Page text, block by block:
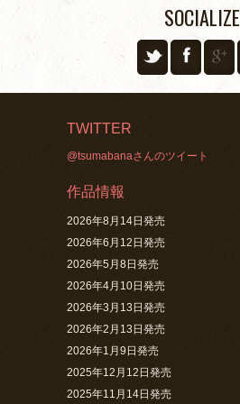
SOCIALIZE
TWITTER
@tsumabanaさんのツイート
作品情報
2026年8月14日発売
2026年6月12日発売
2026年5月8日発売
2026年4月10日発売
2026年3月13日発売
2026年2月13日発売
2026年1月9日発売
2025年12月12日発売
2025年11月14日発売